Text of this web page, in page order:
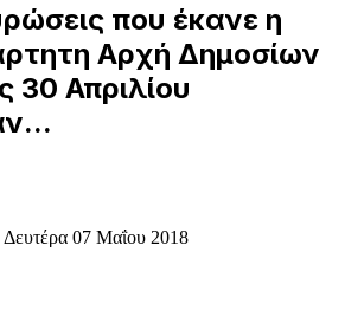
που έκανε η
Αρχή Δημοσίων
30 Απριλίου
Δευτέρα 07 Μαΐου 2018